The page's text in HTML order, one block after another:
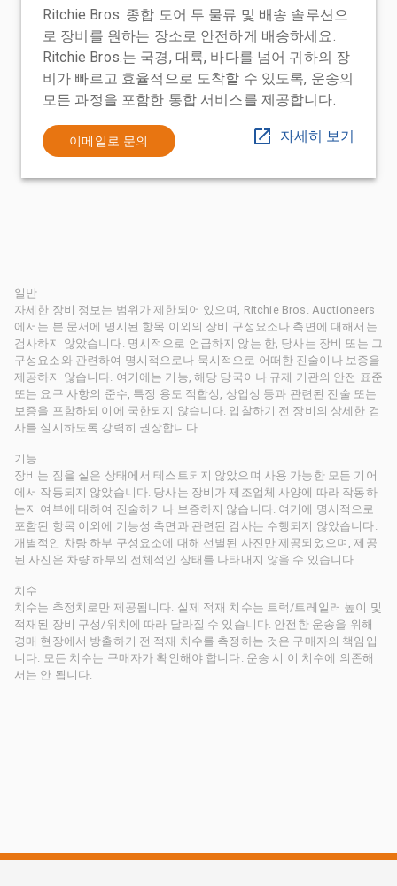
Ritchie Bros. 종합 도어 투 물류 및 배송 솔루션으
로 장비를 원하는 장소로 안전하게 배송하세요.
Ritchie Bros.는 국경, 대륙, 바다를 넘어 귀하의 장
비가 빠르고 효율적으로 도착할 수 있도록, 운송의
모든 과정을 포함한 통합 서비스를 제공합니다.
이메일로 문의 자세히 보기
일반
자세한 장비 정보는 범위가 제한되어 있으며, Ritchie Bros. Auctioneers
에서는 본 문서에 명시된 항목 이외의 장비 구성요소나 측면에 대해서는
검사하지 않았습니다. 명시적으로 언급하지 않는 한, 당사는 장비 또는 그
구성요소와 관련하여 명시적으로나 묵시적으로 어떠한 진술이나 보증을
제공하지 않습니다. 여기에는 기능, 해당 당국이나 규제 기관의 안전 표준
또는 요구 사항의 준수, 특정 용도 적합성, 상업성 등과 관련된 진술 또는
보증을 포함하되 이에 국한되지 않습니다. 입찰하기 전 장비의 상세한 검
사를 실시하도록 강력히 권장합니다.
기능
장비는 짐을 실은 상태에서 테스트되지 않았으며 사용 가능한 모든 기어
에서 작동되지 않았습니다. 당사는 장비가 제조업체 사양에 따라 작동하
는지 여부에 대하여 진술하거나 보증하지 않습니다. 여기에 명시적으로
포함된 항목 이외에 기능성 측면과 관련된 검사는 수행되지 않았습니다.
개별적인 차량 하부 구성요소에 대해 선별된 사진만 제공되었으며, 제공
된 사진은 차량 하부의 전체적인 상태를 나타내지 않을 수 있습니다.
치수
치수는 추정치로만 제공됩니다. 실제 적재 치수는 트럭/트레일러 높이 및
적재된 장비 구성/위치에 따라 달라질 수 있습니다. 안전한 운송을 위해
경매 현장에서 방출하기 전 적재 치수를 측정하는 것은 구매자의 책임입
니다. 모든 치수는 구매자가 확인해야 합니다. 운송 시 이 치수에 의존해
서는 안 됩니다.